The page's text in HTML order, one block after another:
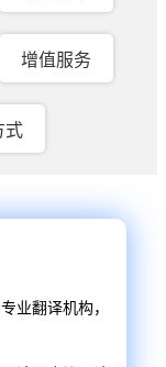
增值服务
式
业翻译机构，